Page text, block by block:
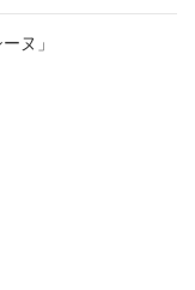
ヌ」